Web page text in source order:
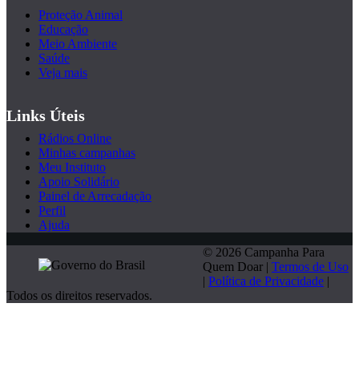
Proteção Animal
Educação
Meio Ambiente
Saúde
Veja mais
Links Úteis
Rádios Online
Minhas campanhas
Meu Instituto
Apoio Solidário
Painel de Arrecadação
Perfil
Ajuda
© 2026 Campanha Para
Quem Doar | Termos de Uso
| Política de Privacidade |
Todos os direitos reservados.